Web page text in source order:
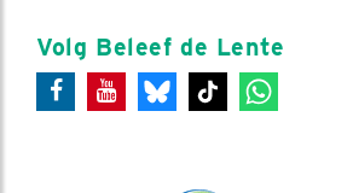
Volg Beleef de Lente